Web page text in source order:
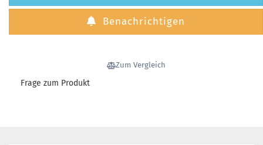
Benachrichtigen
Zum Vergleich
Frage zum Produkt